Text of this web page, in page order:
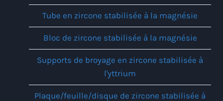
Tube en zircone stabilisée à la magnésie
Bloc de zircone stabilisée à la magnésie
Supports de broyage en zircone stabilisée à
l'yttrium
Plaque/feuille/disque de zircone stabilisée à